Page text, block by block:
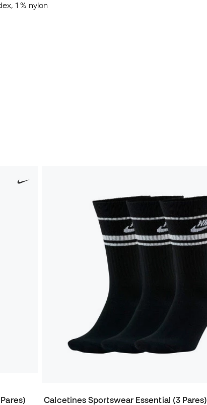
1 % nylon
Calcetines Sportswear Essential (3 Pares)